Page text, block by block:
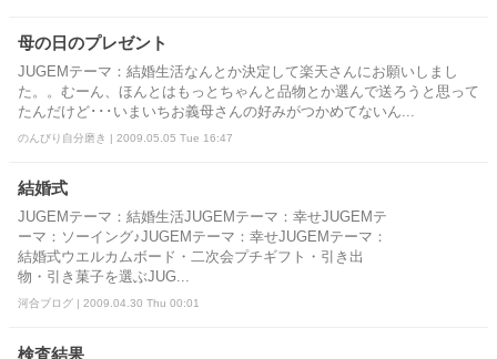
母の日のプレゼント
JUGEMテーマ：結婚生活なんとか決定して楽天さんにお願いしまし
た。。むーん、ほんとはもっとちゃんと品物とか選んで送ろうと思って
たんだけど･･･いまいちお義母さんの好みがつかめてないん...
のんびり自分磨き | 2009.05.05 Tue 16:47
結婚式
JUGEMテーマ：結婚生活JUGEMテーマ：幸せJUGEMテ
ーマ：ソーイング♪JUGEMテーマ：幸せJUGEMテーマ：
結婚式ウエルカムボード・二次会プチギフト・引き出
物・引き菓子を選ぶJUG...
河合ブログ | 2009.04.30 Thu 00:01
検査結果